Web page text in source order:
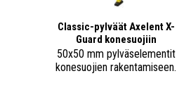
Classic-pylväät Axelent X-
Guard konesuojiin
50x50 mm pylväselementit
konesuojien rakentamiseen.